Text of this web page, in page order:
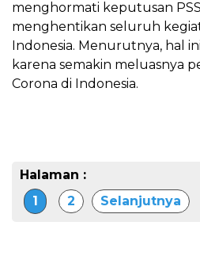
menghormati keputusan
menghentikan seluruh
Indonesia. Menurutnya, hal
karena semakin meluasnya
Corona di Indonesia.
Halaman :
1
2 Selanjutnya